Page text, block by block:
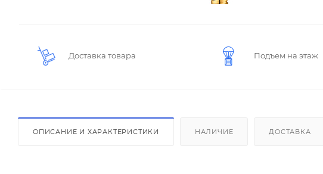
Доставка товара Подъем на этаж
ОПИСАНИЕ И ХАРАКТЕРИСТИКИ НАЛИЧИЕ ДОСТАВКА